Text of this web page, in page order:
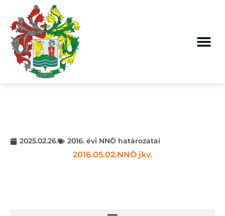
2025.02.26. 2016. évi NNÖ határozatai
2016.05.02.NNÖ jkv.